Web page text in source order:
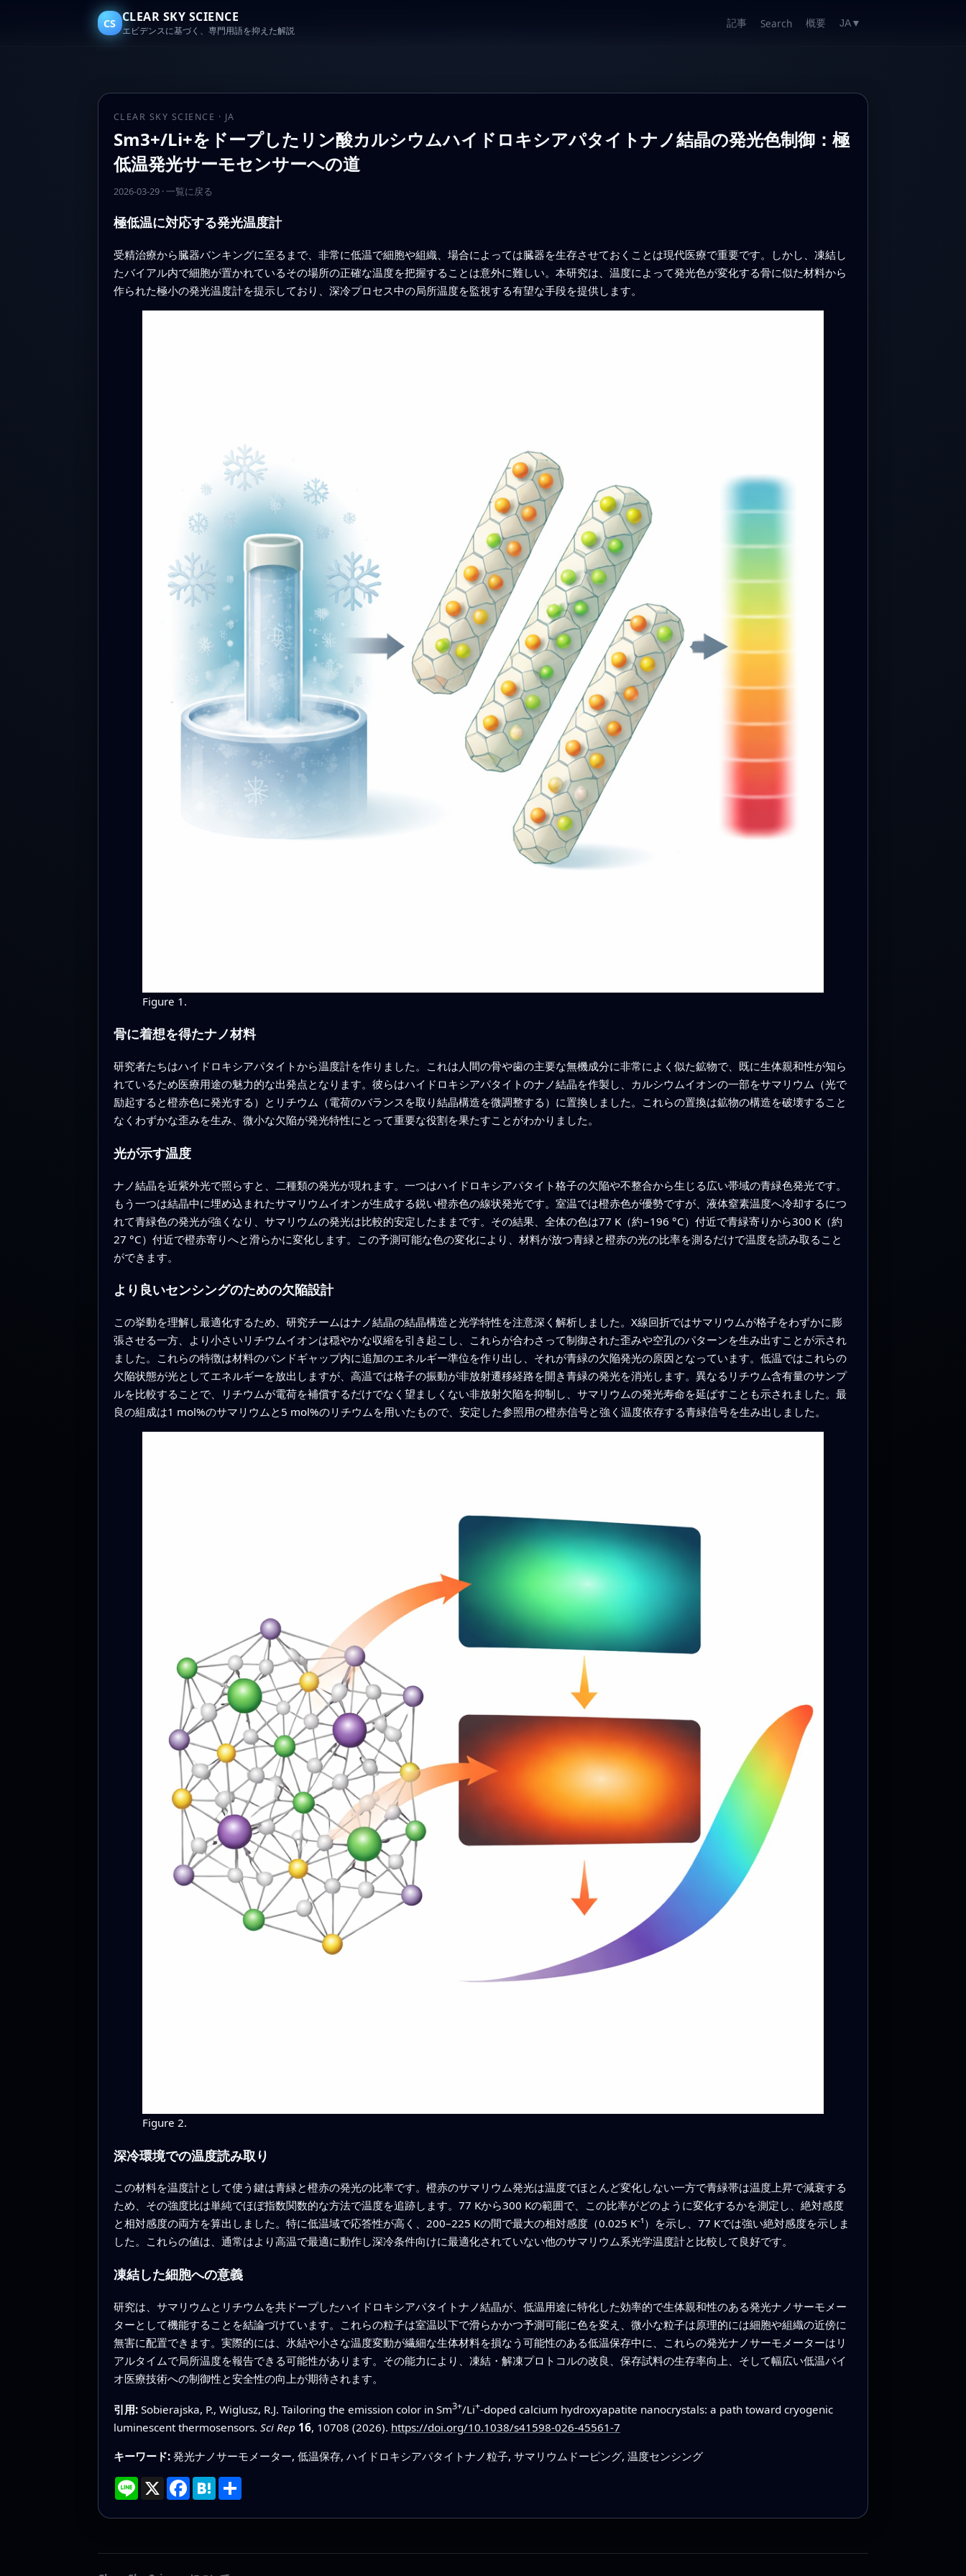
CS CLEAR SKY SCIENCE
エビデンスに基づく、専門用語を抑えた解説
記事 Search 概要 JA ▼
CLEAR SKY SCIENCE · JA
Sm3+/Li+をドープしたリン酸カルシウムハイドロキシアパタイトナノ結晶の発光色制御：極
低温発光サーモセンサーへの道
2026-03-29· 一覧に戻る
極低温に対応する発光温度計
受精治療から臓器バンキングに至るまで、非常に低温で細胞や組織、場合によっては臓器を生存させておくことは現代医療で重要です。しかし、凍結し
たバイアル内で細胞が置かれているその場所の正確な温度を把握することは意外に難しい。本研究は、温度によって発光色が変化する骨に似た材料から
作られた極小の発光温度計を提示しており、深冷プロセス中の局所温度を監視する有望な手段を提供します。
Figure 1.
骨に着想を得たナノ材料
研究者たちはハイドロキシアパタイトから温度計を作りました。これは人間の骨や歯の主要な無機成分に非常によく似た鉱物で、既に生体親和性が知ら
れているため医療用途の魅力的な出発点となります。彼らはハイドロキシアパタイトのナノ結晶を作製し、カルシウムイオンの一部をサマリウム（光で
励起すると橙赤色に発光する）とリチウム（電荷のバランスを取り結晶構造を微調整する）に置換しました。これらの置換は鉱物の構造を破壊すること
なくわずかな歪みを生み、微小な欠陥が発光特性にとって重要な役割を果たすことがわかりました。
光が示す温度
ナノ結晶を近紫外光で照らすと、二種類の発光が現れます。一つはハイドロキシアパタイト格子の欠陥や不整合から生じる広い帯域の青緑色発光です。
もう一つは結晶中に埋め込まれたサマリウムイオンが生成する鋭い橙赤色の線状発光です。室温では橙赤色が優勢ですが、液体窒素温度へ冷却するにつ
れて青緑色の発光が強くなり、サマリウムの発光は比較的安定したままです。その結果、全体の色は77 K（約−196 °C）付近で青緑寄りから300 K（約
27 °C）付近で橙赤寄りへと滑らかに変化します。この予測可能な色の変化により、材料が放つ青緑と橙赤の光の比率を測るだけで温度を読み取ること
ができます。
より良いセンシングのための欠陥設計
この挙動を理解し最適化するため、研究チームはナノ結晶の結晶構造と光学特性を注意深く解析しました。X線回折ではサマリウムが格子をわずかに膨
張させる一方、より小さいリチウムイオンは穏やかな収縮を引き起こし、これらが合わさって制御された歪みや空孔のパターンを生み出すことが示され
ました。これらの特徴は材料のバンドギャップ内に追加のエネルギー準位を作り出し、それが青緑の欠陥発光の原因となっています。低温ではこれらの
欠陥状態が光としてエネルギーを放出しますが、高温では格子の振動が非放射遷移経路を開き青緑の発光を消光します。異なるリチウム含有量のサンプ
ルを比較することで、リチウムが電荷を補償するだけでなく望ましくない非放射欠陥を抑制し、サマリウムの発光寿命を延ばすことも示されました。最
良の組成は1 mol%のサマリウムと5 mol%のリチウムを用いたもので、安定した参照用の橙赤信号と強く温度依存する青緑信号を生み出しました。
Figure 2.
深冷環境での温度読み取り
この材料を温度計として使う鍵は青緑と橙赤の発光の比率です。橙赤のサマリウム発光は温度でほとんど変化しない一方で青緑帯は温度上昇で減衰する
ため、その強度比は単純でほぼ指数関数的な方法で温度を追跡します。77 Kから300 Kの範囲で、この比率がどのように変化するかを測定し、絶対感度
と相対感度の両方を算出しました。特に低温域で応答性が高く、200–225 Kの間で最大の相対感度（0.025 K⁻¹）を示し、77 Kでは強い絶対感度を示しま
した。これらの値は、通常はより高温で最適に動作し深冷条件向けに最適化されていない他のサマリウム系光学温度計と比較して良好です。
凍結した細胞への意義
研究は、サマリウムとリチウムを共ドープしたハイドロキシアパタイトナノ結晶が、低温用途に特化した効率的で生体親和性のある発光ナノサーモメー
ターとして機能することを結論づけています。これらの粒子は室温以下で滑らかかつ予測可能に色を変え、微小な粒子は原理的には細胞や組織の近傍に
無害に配置できます。実際的には、氷結や小さな温度変動が繊細な生体材料を損なう可能性のある低温保存中に、これらの発光ナノサーモメーターはリ
アルタイムで局所温度を報告できる可能性があります。その能力により、凍結・解凍プロトコルの改良、保存試料の生存率向上、そして幅広い低温バイ
オ医療技術への制御性と安全性の向上が期待されます。
引用: Sobierajska, P., Wiglusz, R.J. Tailoring the emission color in Sm3+/Li+-doped calcium hydroxyapatite nanocrystals: a path toward cryogenic
luminescent thermosensors. Sci Rep 16, 10708 (2026). https://doi.org/10.1038/s41598-026-45561-7
キーワード: 発光ナノサーモメーター, 低温保存, ハイドロキシアパタイトナノ粒子, サマリウムドーピング, 温度センシング
Line X Facebook
Hatena
共
有